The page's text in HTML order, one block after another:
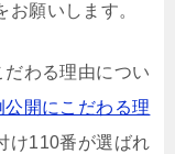
願いします。
わる理由につい
開にこだわる理
け110番が選ばれ